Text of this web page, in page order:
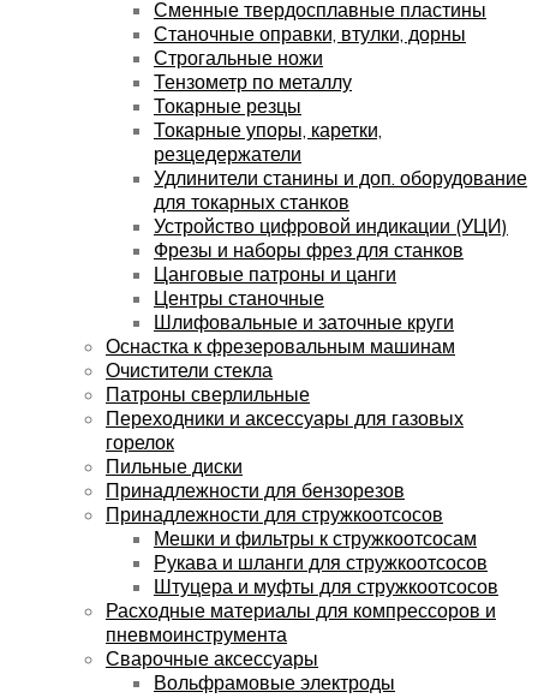
Сменные твердосплавные пластины
Станочные оправки, втулки, дорны
Строгальные ножи
Тензометр по металлу
Токарные резцы
Токарные упоры, каретки,
резцедержатели
Удлинители станины и доп. оборудование
для токарных станков
Устройство цифровой индикации (УЦИ)
Фрезы и наборы фрез для станков
Цанговые патроны и цанги
Центры станочные
Шлифовальные и заточные круги
Оснастка к фрезеровальным машинам
Очистители стекла
Патроны сверлильные
Переходники и аксессуары для газовых
горелок
Пильные диски
Принадлежности для бензорезов
Принадлежности для стружкоотсосов
Мешки и фильтры к стружкоотсосам
Рукава и шланги для стружкоотсосов
Штуцера и муфты для стружкоотсосов
Расходные материалы для компрессоров и
пневмоинструмента
Сварочные аксессуары
Вольфрамовые электроды